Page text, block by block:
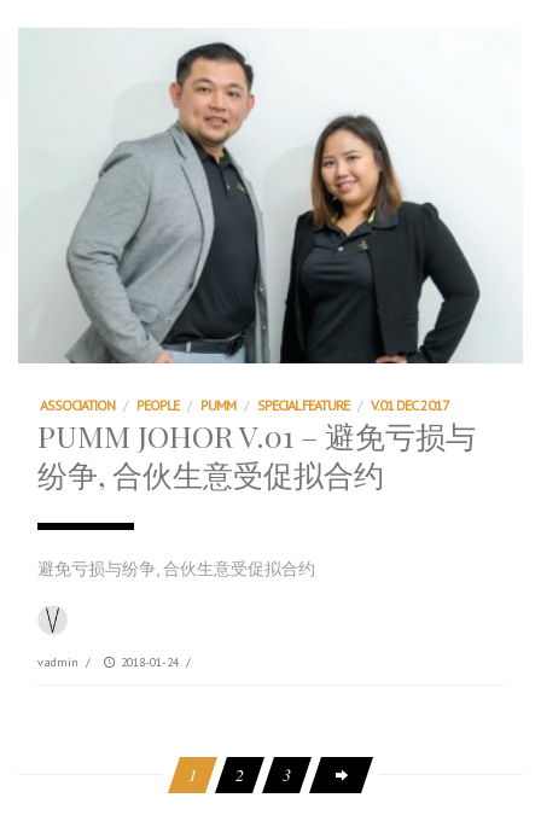
ASSOCIATION / PEOPLE / PUMM / SPECIAL FEATURE / V.01 DEC 2017
PUMM JOHOR V.01 – 避免亏损与
纷争, 合伙生意受促拟合约
避免亏损与纷争, 合伙生意受促拟合约
vadmin / 2018-01-24 /
1 2 3